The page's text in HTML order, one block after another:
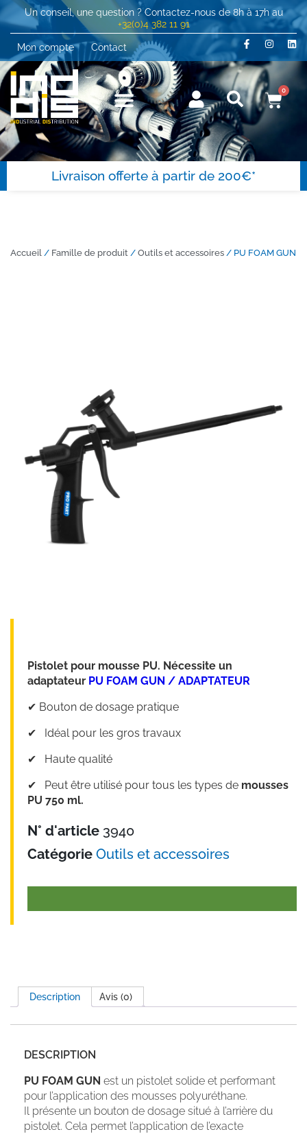
Un conseil, une question ? Contactez-nous de 8h à 17h au
+32(0)4 382 11 91
Mon compte
Contact
0
Livraison offerte à partir de 200€*
Accueil / Famille de produit / Outils et accessoires / PU FOAM GUN
Pistolet pour mousse PU. Nécessite un
adaptateur PU FOAM GUN / ADAPTATEUR
✔︎ Bouton de dosage pratique
✔︎ Idéal pour les gros travaux
✔︎ Haute qualité
✔︎ Peut être utilisé pour tous les types de mousses
PU 750 ml.
N° d'article 3940
Catégorie Outils et accessoires
Description Avis (0)
DESCRIPTION
PU FOAM GUN est un pistolet solide et performant
pour l’application des mousses polyuréthane.
Il présente un bouton de dosage situé à l’arrière du
pistolet. Cela permet l’application de l’exacte